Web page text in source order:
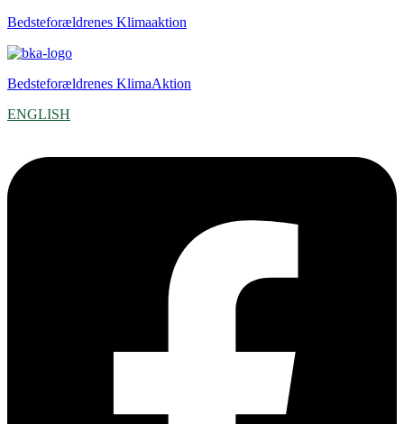
Bedsteforældrenes Klimaaktion
Bedsteforældrenes KlimaAktion
ENGLISH